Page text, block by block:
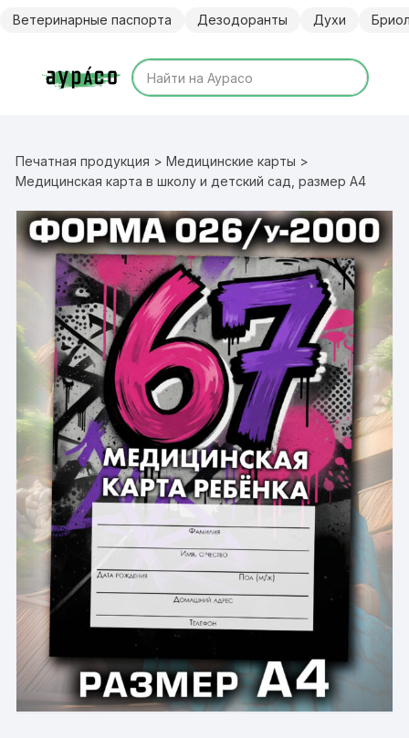
Ветеринарные паспорта Дезодоранты Духи
Печатная продукция >Медицинские карты >
Медицинская карта в школу и детский сад, размер А4